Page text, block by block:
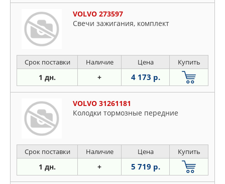
VOLVO 273597
Свечи зажигания, комплект
Срок поставки Наличие Цена Купить
1 дн. + 4 173 р.
VOLVO 31261181
Колодки тормозные передние
Срок поставки Наличие Цена Купить
1 дн. + 5 719 р.